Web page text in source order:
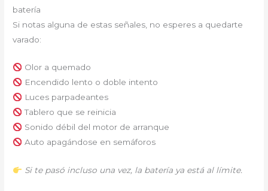
batería
Si notas alguna de estas señales, no esperes a quedarte
varado:
Olor a quemado
Encendido lento o doble intento
Luces parpadeantes
Tablero que se reinicia
Sonido débil del motor de arranque
Auto apagándose en semáforos
Si te pasó incluso una vez, la batería ya está al límite.